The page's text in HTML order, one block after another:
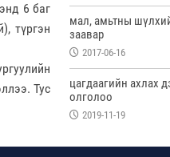
6 баг
түргэн
Тус
мал, амьтны
заавар
2017-06-16
цагдаагийн ахлах
олголоо
2019-11-19